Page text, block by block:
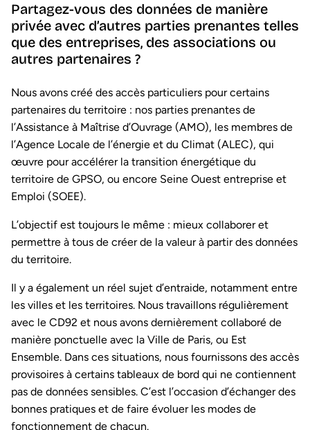
Partagez-vous des données de manière
privée avec d’autres parties prenantes telles
que des entreprises, des associations ou
autres partenaires ?
Nous avons créé des accès particuliers pour certains
partenaires du territoire : nos parties prenantes de
l’Assistance à Maîtrise d’Ouvrage (AMO), les membres de
l’Agence Locale de l’énergie et du Climat (ALEC), qui
œuvre pour accélérer la transition énergétique du
territoire de GPSO, ou encore Seine Ouest entreprise et
Emploi (SOEE).
L’objectif est toujours le même : mieux collaborer et
permettre à tous de créer de la valeur à partir des données
du territoire.
Il y a également un réel sujet d’entraide, notamment entre
les villes et les territoires. Nous travaillons régulièrement
avec le CD92 et nous avons dernièrement collaboré de
manière ponctuelle avec la Ville de Paris, ou Est
Ensemble. Dans ces situations, nous fournissons des accès
provisoires à certains tableaux de bord qui ne contiennent
pas de données sensibles. C’est l’occasion d’échanger des
bonnes pratiques et de faire évoluer les modes de
fonctionnement de chacun.